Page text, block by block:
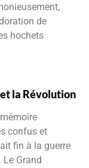
de
hochets
la Révolution
confus et
fin à la guerre
Grand